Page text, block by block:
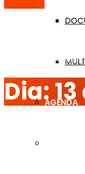
AGENDA
desembre
Dia: